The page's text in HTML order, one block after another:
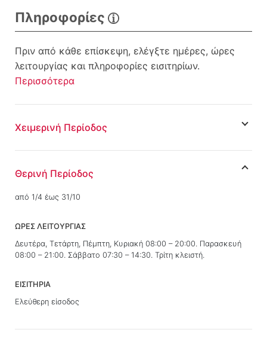
Πληροφορίες
Πριν από κάθε επίσκεψη, ελέγξτε ημέρες, ώρες
λειτουργίας και πληροφορίες εισιτηρίων.
Περισσότερα
Χειμερινή Περίοδος
Θερινή Περίοδος
από 1/4 έως 31/10
ΩΡΕΣ ΛΕΙΤΟΥΡΓΙΑΣ
Δευτέρα, Τετάρτη, Πέμπτη, Κυριακή 08:00 – 20:00. Παρασκευή
08:00 – 21:00. Σάββατο 07:30 – 14:30. Τρίτη κλειστή.
ΕΙΣΙΤΗΡΙΑ
Ελεύθερη είσοδος